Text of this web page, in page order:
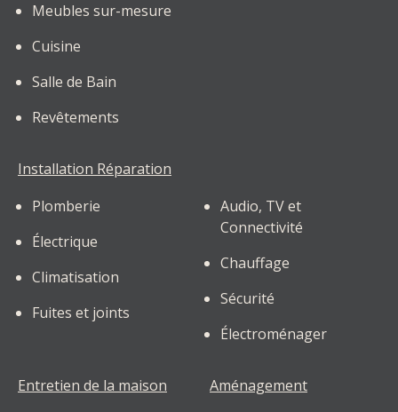
Meubles sur-mesure
Cuisine
Salle de Bain
Revêtements
Installation Réparation
Plomberie
Électrique
Climatisation
Fuites et joints
Audio, TV et
Connectivité
Chauffage
Sécurité
Électroménager
Entretien de la maison
Aménagement